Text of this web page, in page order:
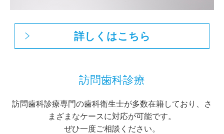
詳しくはこちら
訪問歯科診療
訪問歯科診療専門の歯科衛生士が多数在籍しており、さ
まざまなケースに対応が可能です。
ぜひ一度ご相談ください。